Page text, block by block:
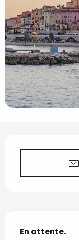
En attente.